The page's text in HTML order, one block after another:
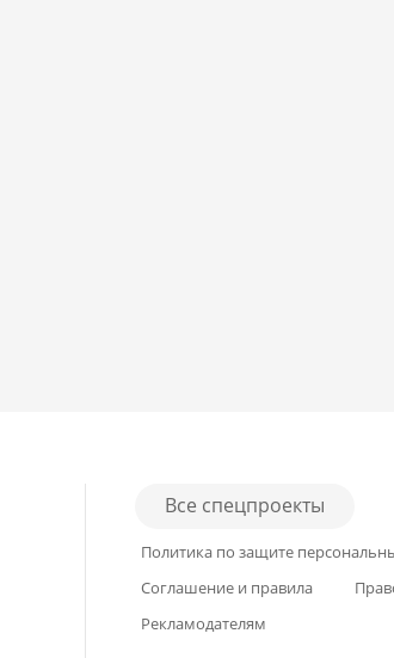
Все спецпроекты
Политика по защите
Соглашение и правила
Рекламодателям